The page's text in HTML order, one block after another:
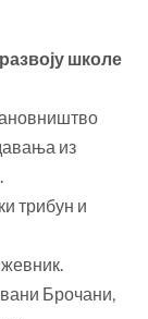
школе
из
трибун и
Брочани,